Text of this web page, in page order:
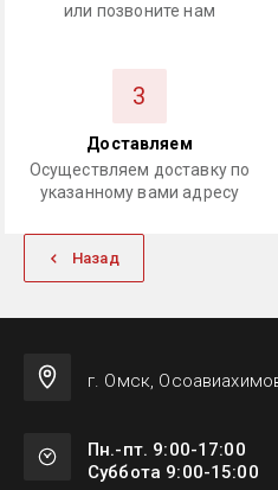
или позвоните нам
3
Доставляем
Осуществляем доставку по
указанному вами адресу
Назад
г. Омск,
Пн.-пт. 9:00-17:00
Суббота 9:00-15:00